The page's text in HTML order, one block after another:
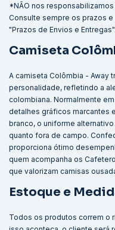
*NÃO nos
Consulte sempre os prazos
"Prazos de Envios e Entregas".
Camiseta
A camiseta Colômbia - Away
personalidade, refletindo a
colombiana. Normalmente
detalhes gráficos marcantes
branco, o uniforme
quanto fora de campo.
proporciona ótimo
quem acompanha os
que valorizam camisas
Estoque e
Todos os produtos correm o